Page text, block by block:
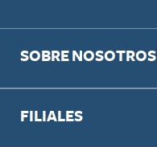
SOBRE NOSOTROS
FILIALES